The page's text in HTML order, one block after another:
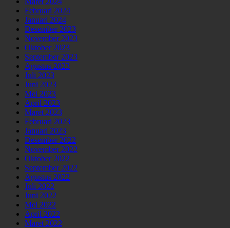
Februari 2024
Januari 2024
Desember 2023
November 2023
Oktober 2023
September 2023
Agustus 2023
Juli 2023
Juni 2023
Mei 2023
April 2023
Maret 2023
Februari 2023
Januari 2023
Desember 2022
November 2022
Oktober 2022
September 2022
Agustus 2022
Juli 2022
Juni 2022
Mei 2022
April 2022
Maret 2022